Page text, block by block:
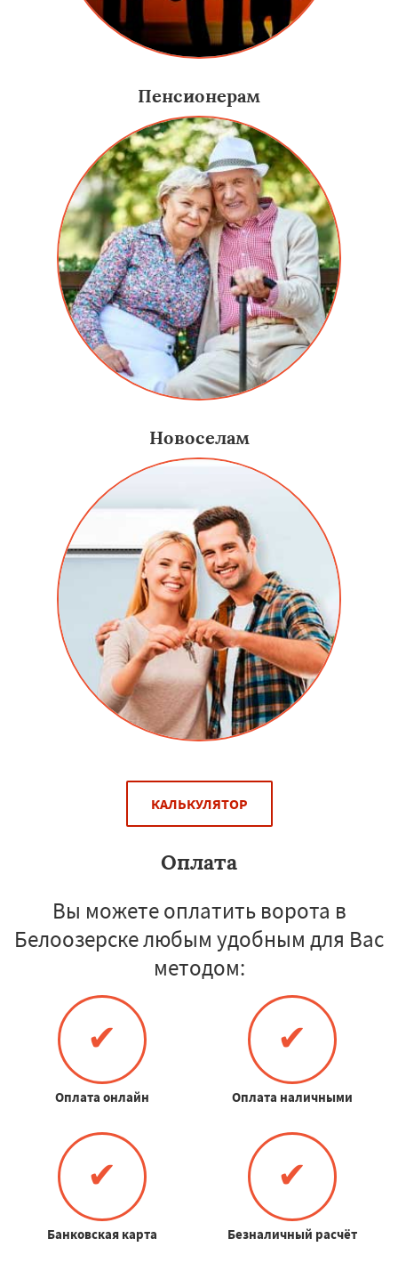
Пенсионерам
Новоселам
КАЛЬКУЛЯТОР
Оплата
Вы можете оплатить ворота в
Белоозерске любым удобным для Вас
методом:
✔
Оплата онлайн
✔
Оплата наличными
✔
Банковская карта
✔
Безналичный расчёт